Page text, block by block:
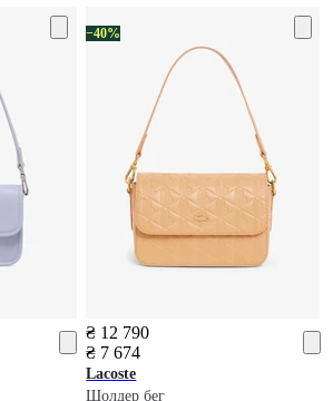
−40%
₴ 12 790
₴ 7 674
Lacoste
Шолдер бег